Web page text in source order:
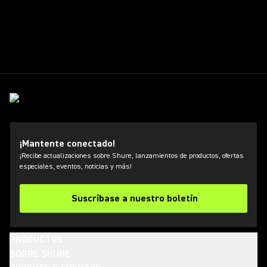
¡Mantente conectado!
¡Recibe actualizaciones sobre Shure, lanzamientos de productos, ofertas
especiales, eventos, noticias y más!
Suscríbase a nuestro boletín